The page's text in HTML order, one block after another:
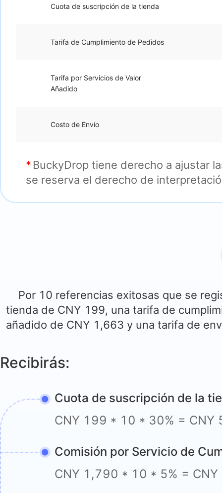
Cuota de suscripción de la tienda
Tarifa de Cumplimiento de Pedidos
Tarifa por Servicios de Valor
Añadido
Costo de Envío
BuckyDrop tiene derecho a ajustar
se reserva el derecho de
Por 10 referencias exitosas que se
tienda de CNY 199, una tarifa de
añadido de CNY 1,663 y una tarifa de
Recibirás:
Cuota de suscripción de la
CNY 199 * 10 * 30% = CNY
Comisión por Servicio de
CNY 1,790 * 10 * 5% =